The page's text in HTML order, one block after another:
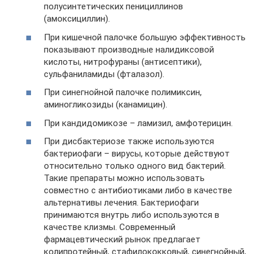
полусинтетических пенициллинов
(амоксициллин).
При кишечной палочке большую эффективность
показывают производные налидиксовой
кислоты, нитрофураны (антисептики),
сульфаниламиды (фталазол).
При синегнойной палочке полимиксин,
аминогликозиды (канамицин).
При кандидомикозе – ламизил, амфотерицин.
При дисбактериозе также используются
бактериофаги – вирусы, которые действуют
относительно только одного вид бактерий.
Такие препараты можно использовать
совместно с антибиотиками либо в качестве
альтернативы лечения. Бактериофаги
принимаются внутрь либо используются в
качестве клизмы. Современный
фармацевтический рынок предлагает
колипротейный, стафилококковый, синегнойный,